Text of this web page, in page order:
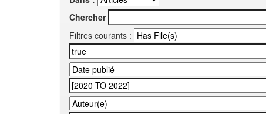
Chercher
Filtres courants :